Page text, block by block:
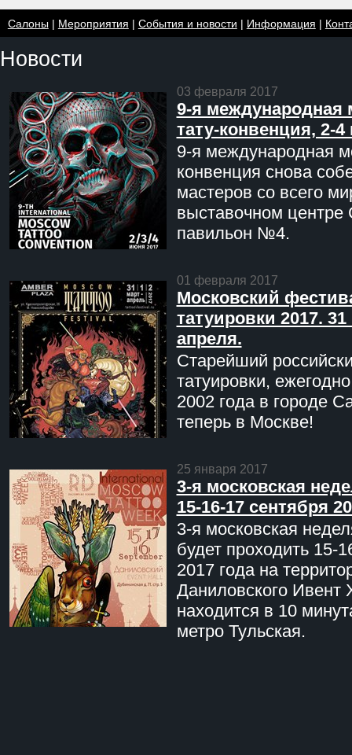
Салоны| Мероприятия | События и новости | Информация |
Новости
03 февраля 2017
9-я международная
тату-конвенция, 2-
9-я международная
конвенция снова
мастеров со всего
выставочном центре
павильон №4.
01 февраля 2017
Московский
татуировки 2017. 31
апреля.
Старейший
татуировки,
2002 года в городе
теперь в Москве!
25 января 2017
3-я московская
15-16-17 сентября
3-я московская
будет проходить 15-
2017 года на
Даниловского Ивент
находится в 10
метро Тульская.